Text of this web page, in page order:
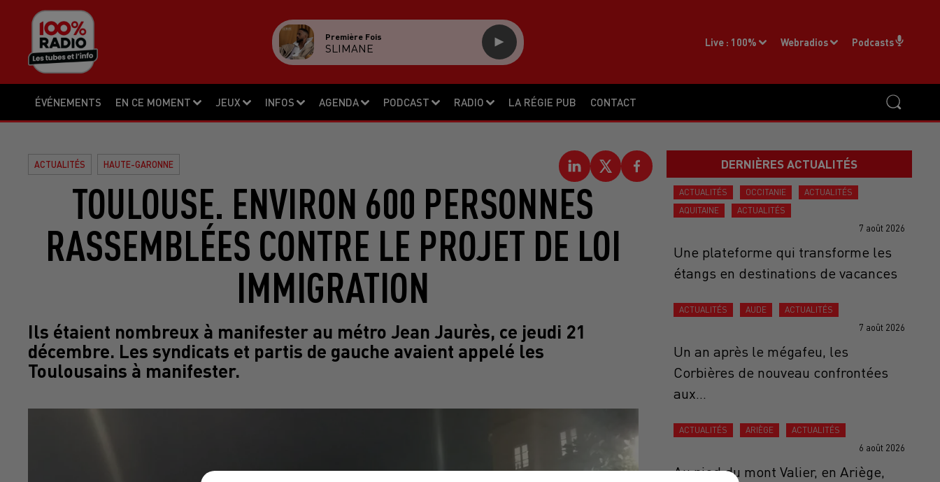
ÉVÉNEMENTS EN CE MOMENT JEUX INFOS AGENDA PODCAST RADIO LA RÉGIE PUB CONTACT
Live : 100% Webradios Podcasts
Première Fois
SLIMANE
ACTUALITÉS HAUTE-GARONNE
TOULOUSE. ENVIRON 600 PERSONNES
RASSEMBLÉES CONTRE LE PROJET DE LOI
IMMIGRATION
Ils étaient nombreux à manifester au métro Jean Jaurès, ce jeudi 21
décembre. Les syndicats et partis de gauche avaient appelé les
Toulousains à manifester.
DERNIÈRES ACTUALITÉS
ACTUALITÉS OCCITANIE
ACTUALITÉS
AQUITAINE
ACTUALITÉS
7 août 2026
Une plateforme qui transforme les
étangs en destinations de vacances
ACTUALITÉS AUDE ACTUALITÉS
7 août 2026
Un an après le mégafeu, les
Corbières de nouveau confrontées
aux...
ACTUALITÉS ARIÈGE ACTUALITÉS
6 août 2026
Au pied du mont Valier, en Ariège,